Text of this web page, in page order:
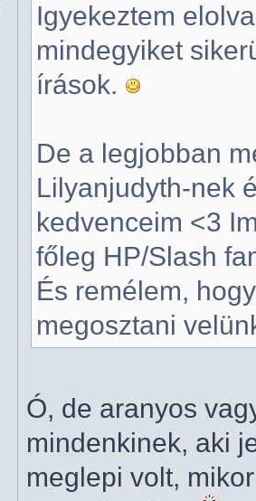
Igyekeztem
mindegyiket
írások.
De a legjobban
Lilyanjudyth-nek
kedvenceim <3
főleg HP/Slash
És remélem,
megosztani
Ó, de aranyos
mindenkinek, aki
meglepi volt,